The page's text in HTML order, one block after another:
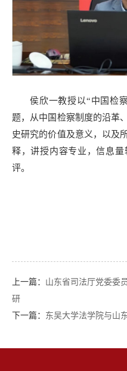
侯欣一教授以“中国检
题，从中国检察制度的沿革
史研究的价值及意义，以及
释，讲授内容专业，信息
评。
上一篇： 山东省司法厅党委委
研
下一篇： 东吴大学法学院与山